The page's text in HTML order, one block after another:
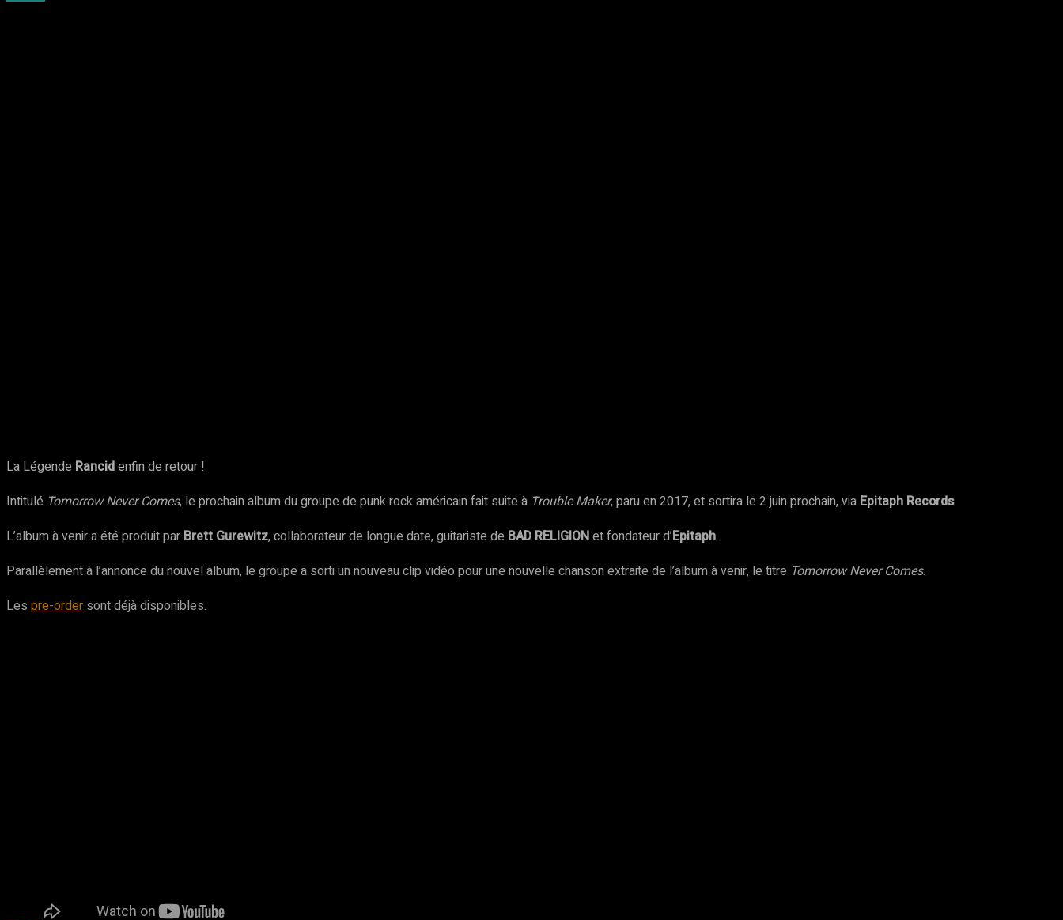
La Légende Rancidenfin de retour !
Intitulé Tomorrow Never Comes, le prochain album du groupe de punk rock américain fait suite à Trouble Maker, paru en 2017, et sortira le 2 juin prochain, via Epitaph Records.
L’album à venir a été produit par Brett Gurewitz, collaborateur de longue date, guitariste de BAD RELIGIONet fondateur d’Epitaph.
Parallèlement à l’annonce du nouvel album, le groupe a sorti un nouveau clip vidéo pour une nouvelle chanson extraite de l’album à venir, le titre Tomorrow Never Comes.
Les pre-order sont déjà disponibles.